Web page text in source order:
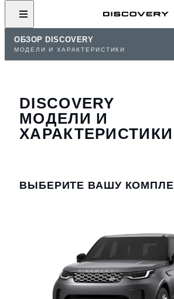
ОБЗОР DISCOVERY
МОДЕЛИ И ХАРАКТЕРИСТИКИ
DISCOVERY
МОДЕЛИ И
ХАРАКТЕРИСТИКИ
ВЫБЕРИТЕ ВАШУ